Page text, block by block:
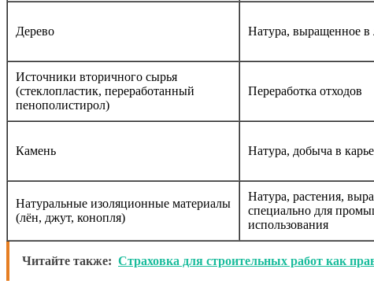
Дерево Натура, выращенное в
Источники вторичного сырья
(стеклопластик, переработанный
пенополистирол)
Переработка отходов
Камень Натура, добыча в
Натуральные изоляционные материалы
(лён, джут, конопля)
Натура, растения,
специально для
использования
Читайте также: Страховка для строительных работ как